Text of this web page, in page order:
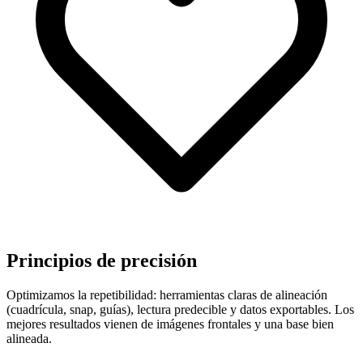
Principios de precisión
Optimizamos la repetibilidad: herramientas claras de alineación
(cuadrícula, snap, guías), lectura predecible y datos exportables. Los
mejores resultados vienen de imágenes frontales y una base bien
alineada.